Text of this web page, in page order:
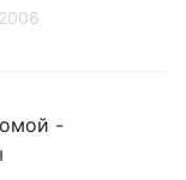
-